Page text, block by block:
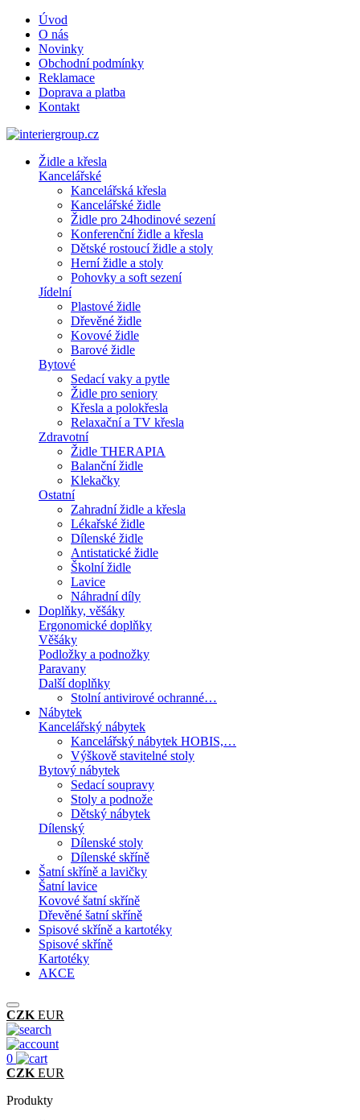
Úvod
O nás
Novinky
Obchodní podmínky
Reklamace
Doprava a platba
Kontakt
Židle a křesla
Kancelářské
Kancelářská křesla
Kancelářské židle
Židle pro 24hodinové sezení
Konferenční židle a křesla
Dětské rostoucí židle a stoly
Herní židle a stoly
Pohovky a soft sezení
Jídelní
Plastové židle
Dřevěné židle
Kovové židle
Barové židle
Bytové
Sedací vaky a pytle
Židle pro seniory
Křesla a polokřesla
Relaxační a TV křesla
Zdravotní
Židle THERAPIA
Balanční židle
Klekačky
Ostatní
Zahradní židle a křesla
Lékařské židle
Dílenské židle
Antistatické židle
Školní židle
Lavice
Náhradní díly
Doplňky, věšáky
Ergonomické doplňky
Věšáky
Podložky a podnožky
Paravany
Další doplňky
Stolní antivirové ochranné…
Nábytek
Kancelářský nábytek
Kancelářský nábytek HOBIS,…
Výškově stavitelné stoly
Bytový nábytek
Sedací soupravy
Stoly a podnože
Dětský nábytek
Dílenský
Dílenské stoly
Dílenské skříně
Šatní skříně a lavičky
Šatní lavice
Kovové šatní skříně
Dřevěné šatní skříně
Spisové skříně a kartotéky
Spisové skříně
Kartotéky
AKCE
CZK EUR
0
CZK EUR
Produkty